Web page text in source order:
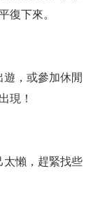
復下來。
，或參加休閒
現！
太懶，趕緊找些